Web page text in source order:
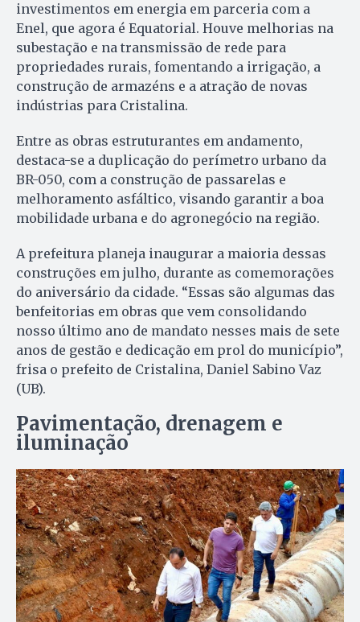
investimentos em energia em parceria com a
Enel, que agora é Equatorial. Houve melhorias na
subestação e na transmissão de rede para
propriedades rurais, fomentando a irrigação, a
construção de armazéns e a atração de novas
indústrias para Cristalina.
Entre as obras estruturantes em andamento,
destaca-se a duplicação do perímetro urbano da
BR-050, com a construção de passarelas e
melhoramento asfáltico, visando garantir a boa
mobilidade urbana e do agronegócio na região.
A prefeitura planeja inaugurar a maioria dessas
construções em julho, durante as comemorações
do aniversário da cidade. “Essas são algumas das
benfeitorias em obras que vem consolidando
nosso último ano de mandato nesses mais de sete
anos de gestão e dedicação em prol do município”,
frisa o prefeito de Cristalina, Daniel Sabino Vaz
(UB).
Pavimentação, drenagem e
iluminação